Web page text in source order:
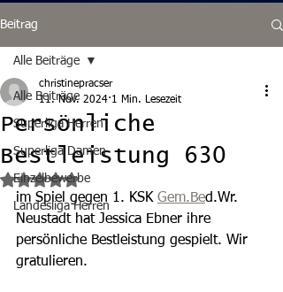
Beitrag
Alle Beiträge
Superliga Herren
Superliga Damen
Einzelbewerbe
Landesliga Herren
Alle Beiträge
Persönliche
Bestleistung 630
christinepracser
11. Nov. 2024 1 Min. Lesezeit
Mit NaN von 5 Sternen bewertet.
im Spiel gegen 1. KSK Gem.Bed.Wr.
Neustadt hat Jessica Ebner ihre
persönliche Bestleistung gespielt. Wir
gratulieren.